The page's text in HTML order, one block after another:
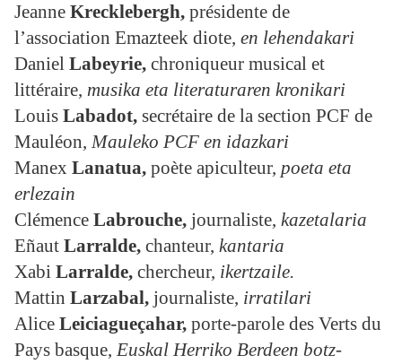
Jeanne Krecklebergh, présidente de
l’association Emazteek diote, en lehendakari
Daniel Labeyrie, chroniqueur musical et
littéraire, musika eta literaturaren kronikari
Louis Labadot, secrétaire de la section PCF de
Mauléon, Mauleko PCF en idazkari
Manex Lanatua, poète apiculteur, poeta eta
erlezain
Clémence Labrouche, journaliste, kazetalaria
Eñaut Larralde, chanteur, kantaria
Xabi Larralde, chercheur, ikertzaile.
Mattin Larzabal, journaliste, irratilari
Alice Leiciagueçahar, porte-parole des Verts du
Pays basque, Euskal Herriko Berdeen botz-